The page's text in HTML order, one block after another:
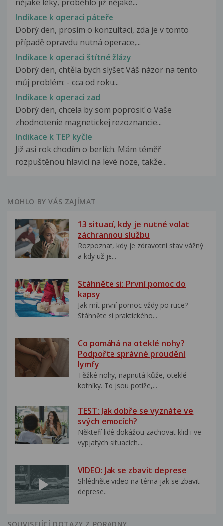
nějaké léky, proběhlo již nějaké...
Indikace k operaci páteře
Dobrý den, prosím o konzultaci, zda je v tomto
případě opravdu nutná operace,...
Indikace k operaci štítné žlázy
Dobrý den, chtěla bych slyšet Váš názor na tento
můj problém: - cca od roku...
Indikace k operaci zad
Dobrý den, chcela by som poprosiť o Vaše
zhodnotenie magnetickej rezoznancie...
Indikace k TEP kyčle
Již asi rok chodím o berlích. Mám téměř
rozpuštěnou hlavici na levé noze, takže...
MOHLO BY VÁS ZAJÍMAT
13 situací, kdy je nutné volat
záchrannou službu
Rozpoznat, kdy je zdravotní stav vážný
a kdy už je...
Stáhněte si: První pomoc do
kapsy
Jak mít první pomoc vždy po ruce?
Stáhněte si praktického...
Co pomáhá na oteklé nohy?
Podpořte správné proudění
lymfy
Těžké nohy, napnutá kůže, oteklé
kotníky. To jsou potíže,...
TEST: Jak dobře se vyznáte ve
svých emocích?
Někteří lidé dokážou zachovat klid i ve
vypjatých situacích....
VIDEO: Jak se zbavit deprese
Shlédněte video na téma jak se zbavit
deprese..
SOUVISEJÍCÍ DOTAZY Z PORADNY